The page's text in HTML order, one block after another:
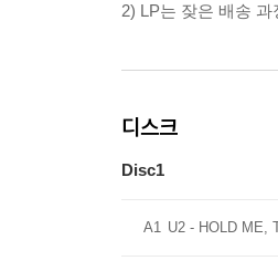
2) LP는 잦은 배송
디스크
Disc1
A1 U2 - HOLD ME,